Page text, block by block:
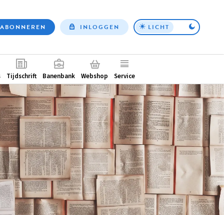
Top
ABONNEREN INLOGGEN LICHT
Tijdschrift Banenbank Webshop Service